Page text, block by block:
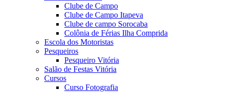
Clube de Campo
Clube de Campo Itapeva
Clube de campo Sorocaba
Colônia de Férias Ilha Comprida
Escola dos Motoristas
Pesqueiros
Pesqueiro Vitória
Salão de Festas Vitória
Cursos
Curso Fotografia